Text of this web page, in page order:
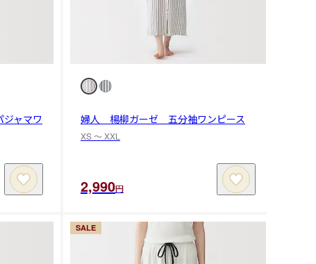
ャマワ
婦人 楊柳ガーゼ 五分袖ワンピース
XS 〜 XXL
2,990円
SALE